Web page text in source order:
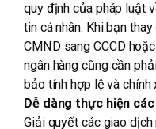
quy định của pháp luật
tin cá nhân. Khi bạn
CMND sang CCCD
ngân hàng cũng cần
bảo tính hợp lệ và
Dễ dàng thực hiện
Giải quyết các giao